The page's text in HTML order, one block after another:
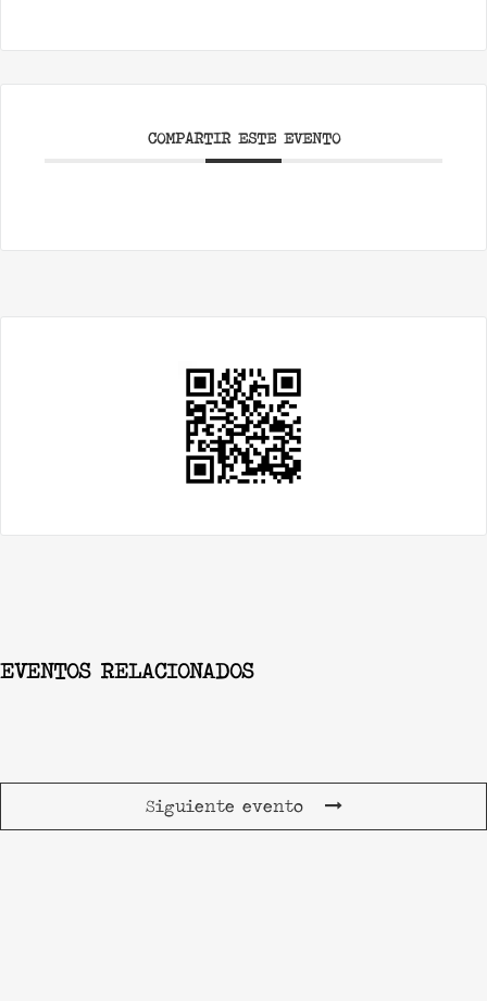
COMPARTIR ESTE EVENTO
EVENTOS RELACIONADOS
Siguiente evento